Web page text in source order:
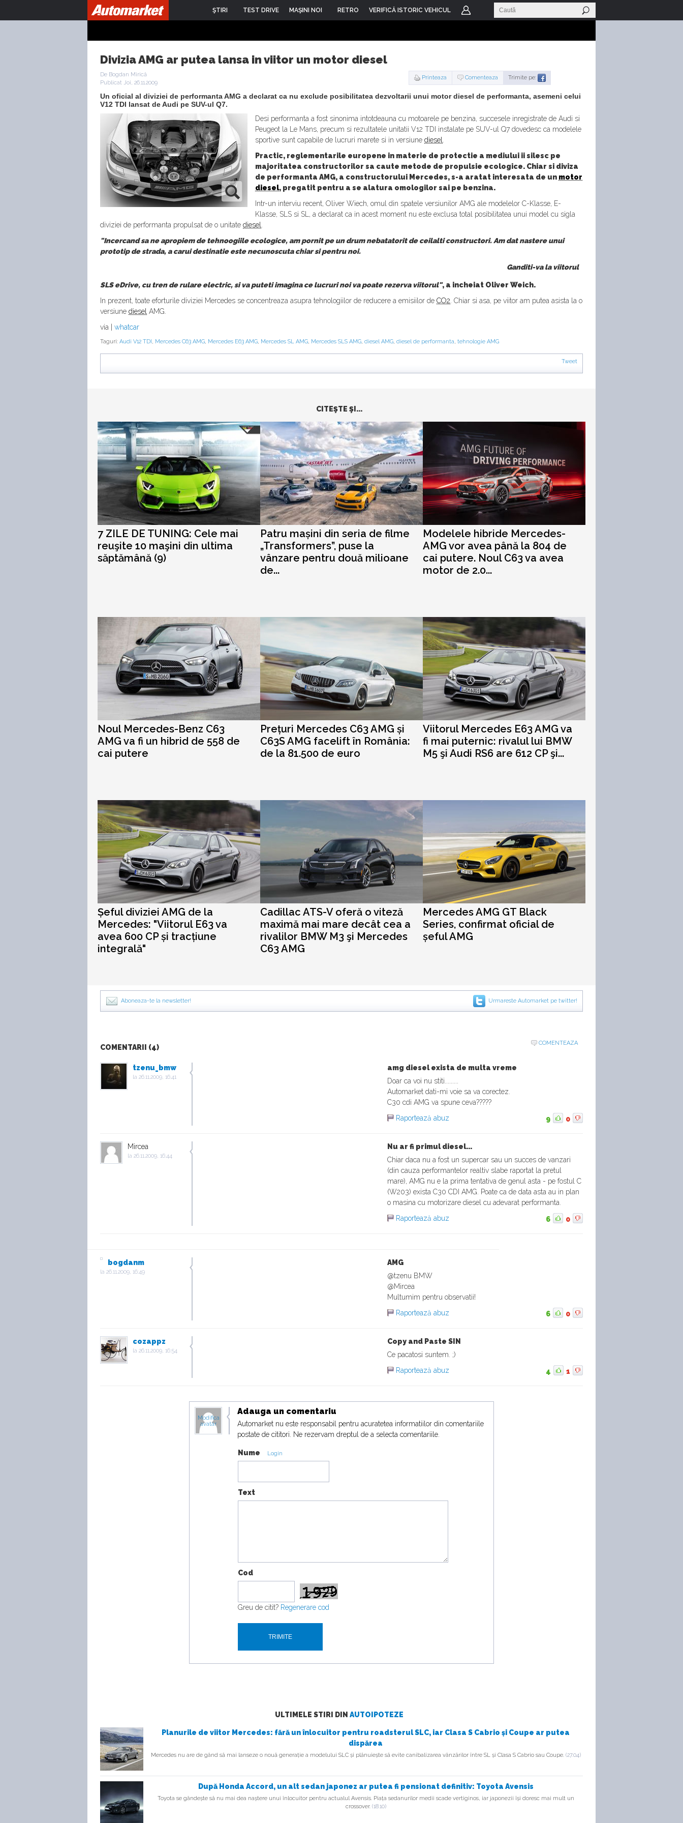
ŞTIRI TEST DRIVE MAŞINI NOI RETRO VERIFICĂ ISTORIC VEHICUL
Divizia AMG ar putea lansa in viitor un motor diesel
De Bogdan Mirică
Publicat Joi, 26.11.2009
Printeaza Comenteaza Trimite pe:
Un oficial al diviziei de performanta AMG a declarat ca nu exclude posibilitatea dezvoltarii unui motor diesel de performanta, asemeni celui
V12 TDI lansat de Audi pe SUV-ul Q7.
Desi performanta a fost sinonima intotdeauna cu motoarele pe benzina, succesele inregistrate de Audi si
Peugeot la Le Mans, precum si rezultatele unitatii V12 TDI instalate pe SUV-ul Q7 dovedesc ca modelele
sportive sunt capabile de lucruri marete si in versiune diesel
Practic, reglementarile europene in materie de protectie a mediului ii silesc pe
majoritatea constructorilor sa caute metode de propulsie ecologice. Chiar si diviza
de performanta AMG, a constructorului Mercedes, s-a aratat interesata de un motor
diesel, pregatit pentru a se alatura omologilor sai pe benzina.
Intr-un interviu recent, Oliver Wiech, omul din spatele versiunilor AMG ale modelelor C-Klasse, E-
Klasse, SLS si SL, a declarat ca in acest moment nu este exclusa total posibilitatea unui model cu sigla
diviziei de performanta propulsat de o unitate diesel
"Incercand sa ne apropiem de tehnoogiile ecologice, am pornit pe un drum nebatatorit de ceilalti constructori. Am dat nastere unui
prototip de strada, a carui destinatie este necunoscuta chiar si pentru noi.
Ganditi-va la viitorul
SLS eDrive, cu tren de rulare electric, si va puteti imagina ce lucruri noi va poate rezerva viitorul", a incheiat Oliver Weich.
In prezent, toate eforturile diviziei Mercedes se concentreaza asupra tehnologiilor de reducere a emisiilor de CO2 . Chiar si asa, pe viitor am putea asista la o
versiune diesel AMG.
via | whatcar
Taguri: Audi V12 TDI, Mercedes C63 AMG, Mercedes E63 AMG, Mercedes SL AMG, Mercedes SLS AMG, diesel AMG, diesel de performanta, tehnologie AMG
Tweet
CITEŞTE ŞI...
7 ZILE DE TUNING: Cele mai
reuşite 10 maşini din ultima
săptămână (9)
Patru mașini din seria de filme
„Transformers”, puse la
vânzare pentru două milioane
de...
Modelele hibride Mercedes-
AMG vor avea până la 804 de
cai putere. Noul C63 va avea
motor de 2.0...
Noul Mercedes-Benz C63
AMG va fi un hibrid de 558 de
cai putere
Prețuri Mercedes C63 AMG și
C63S AMG facelift în România:
de la 81.500 de euro
Viitorul Mercedes E63 AMG va
fi mai puternic: rivalul lui BMW
M5 şi Audi RS6 are 612 CP şi...
Șeful diviziei AMG de la
Mercedes: "Viitorul E63 va
avea 600 CP și tracțiune
integrală"
Cadillac ATS-V oferă o viteză
maximă mai mare decât cea a
rivalilor BMW M3 şi Mercedes
C63 AMG
Mercedes AMG GT Black
Series, confirmat oficial de
șeful AMG
Aboneaza-te la newsletter! Urmareste Automarket pe twitter!
COMENTARII (4)
COMENTEAZA
tzenu_bmw
la 26.11.2009, 16:41
amg diesel exista de multa vreme
Doar ca voi nu stiti.........
Automarket dati-mi voie sa va corectez.
C30 cdi AMG va spune ceva?????
Raportează abuz
9 0
Mircea
la 26.11.2009, 16:44
Nu ar fi primul diesel...
Chiar daca nu a fost un supercar sau un succes de vanzari
(din cauza performantelor realtiv slabe raportat la pretul
mare), AMG nu e la prima tentativa de genul asta - pe fostul C
(W203) exista C30 CDI AMG. Poate ca de data asta au in plan
o masina cu motorizare diesel cu adevarat performanta.
Raportează abuz
6 0
bogdanm
la 26.11.2009, 16:49
AMG
@tzenu BMW
@Mircea
Multumim pentru observatii!
Raportează abuz
6 0
cozappz
la 26.11.2009, 16:54
Copy and Paste SIN
Ce pacatosi suntem. ;)
Raportează abuz
4 1
Modifica
avatar
Adauga un comentariu
Automarket nu este responsabil pentru acuratetea informatiilor din comentariile
postate de cititori. Ne rezervam dreptul de a selecta comentariile.
Nume Login
Text
Cod
Greu de citit? Regenerare cod
ULTIMELE STIRI DIN AUTOIPOTEZE
Planurile de viitor Mercedes: fără un înlocuitor pentru roadsterul SLC, iar Clasa S Cabrio și Coupe ar putea
dispărea
Mercedes nu are de gând să mai lanseze o nouă generație a modelului SLC și plănuiește să evite canibalizarea vânzărilor între SL și Clasa S Cabrio sau Coupe. (27.04)
După Honda Accord, un alt sedan japonez ar putea fi pensionat definitiv: Toyota Avensis
Toyota se gândește să nu mai dea naștere unui înlocuitor pentru actualul Avensis. Piața sedanurilor medii scade vertiginos, iar japonezii își doresc mai mult un
crossover. (18.10)